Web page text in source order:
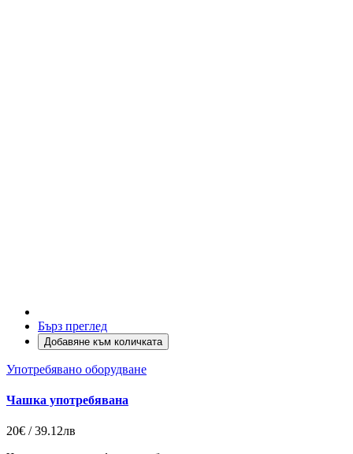
Бърз преглед
Добавяне към количката
Употребявано оборудване
Чашка употребявана
20€ / 39.12лв